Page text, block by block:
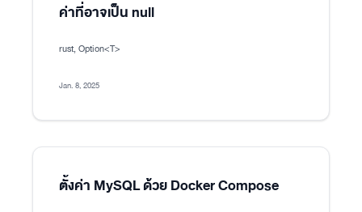
ค่าที่อาจเป็น null
rust, Option<T>
Jan. 8, 2025
ตั้งค่า MySQL ด้วย Docker Compose